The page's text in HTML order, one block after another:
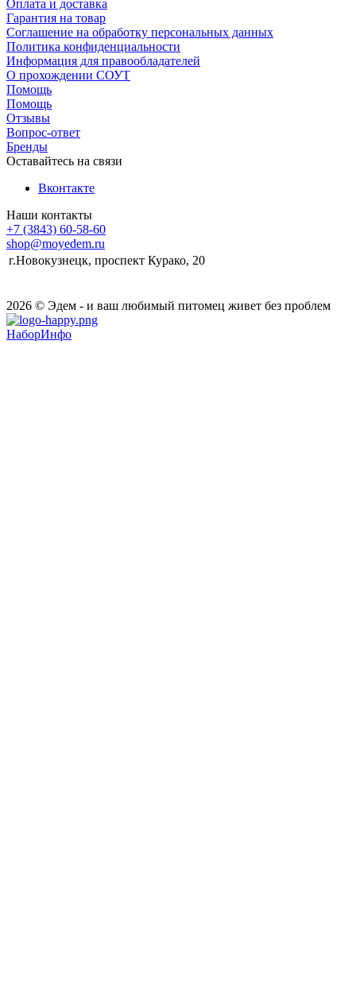
Оплата и доставка
Гарантия на товар
Соглашение на обработку персональных данных
Политика конфиденциальности
Информация для правообладателей
О прохождении СОУТ
Помощь
Помощь
Отзывы
Вопрос-ответ
Бренды
Оставайтесь на связи
Вконтакте
Наши контакты
+7 (3843) 60-58-60
shop@moyedem.ru
г.Новокузнецк, проспект Курако, 20
2026 © Эдем - и ваш любимый питомец живет без проблем
НаборИнфо